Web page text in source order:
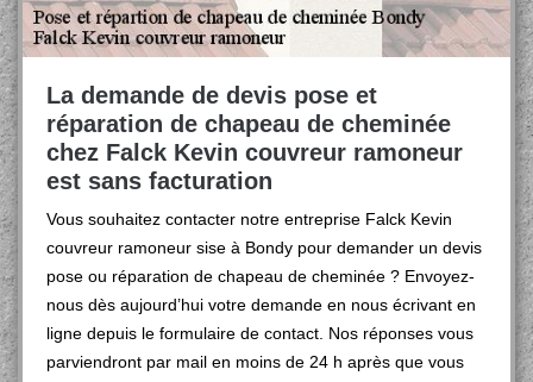
La demande de devis pose et
réparation de chapeau de cheminée
chez Falck Kevin couvreur ramoneur
est sans facturation
Vous souhaitez contacter notre entreprise Falck Kevin
couvreur ramoneur sise à Bondy pour demander un devis
pose ou réparation de chapeau de cheminée ? Envoyez-
nous dès aujourd’hui votre demande en nous écrivant en
ligne depuis le formulaire de contact. Nos réponses vous
parviendront par mail en moins de 24 h après que vous